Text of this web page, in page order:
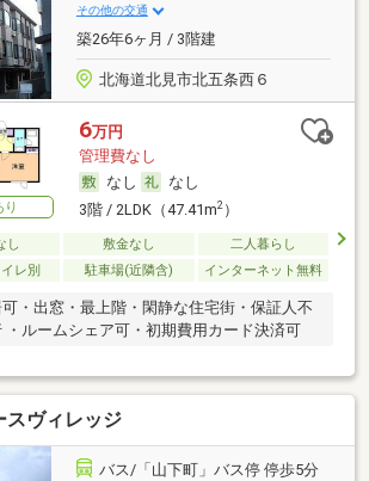
その他の交通
築26年6ヶ月 / 3階建
北海道北見市北五条西６
り
6万円
管理費なし
なし
なし
3階 / 2LDK（47.41m2）
し 敷金なし
二人暮らし
レ別
駐車場(近隣含) インターネット無料
可・出窓・最上階・閑静な住宅街・保証人不
・ルームシェア可・初期費用カード決済可
スヴィレッジ
バス/「山下町」バス停 停歩5分